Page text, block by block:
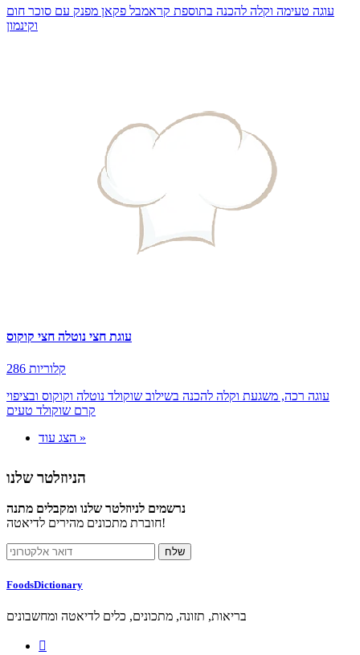
עוגה טעימה וקלה להכנה בתוספת קראמבל פקאן מפנק עם סוכר חום
וקינמון
עוגת חצי נוטלה חצי קוקוס
286 קלוריות
עוגה רכה, משגעת וקלה להכנה בשילוב שוקולד נוטלה וקוקוס ובציפוי
קרם שוקולד טעים
הצג עוד »
הניוזלטר שלנו
נרשמים לניוזלטר שלנו ומקבלים מתנה
חוברת מתכונים מהירים לדיאטה!
FoodsDictionary
בריאות, תזונה, מתכונים, כלים לדיאטה ומחשבונים
